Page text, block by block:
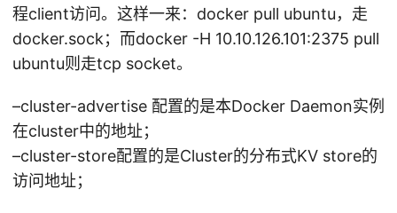
程client访问。这样一来：docker pull ubuntu，走
docker.sock；而docker -H 10.10.126.101:2375 pull
ubuntu则走tcp socket。
–cluster-advertise 配置的是本Docker Daemon实例
在cluster中的地址；
–cluster-store配置的是Cluster的分布式KV store的
访问地址；